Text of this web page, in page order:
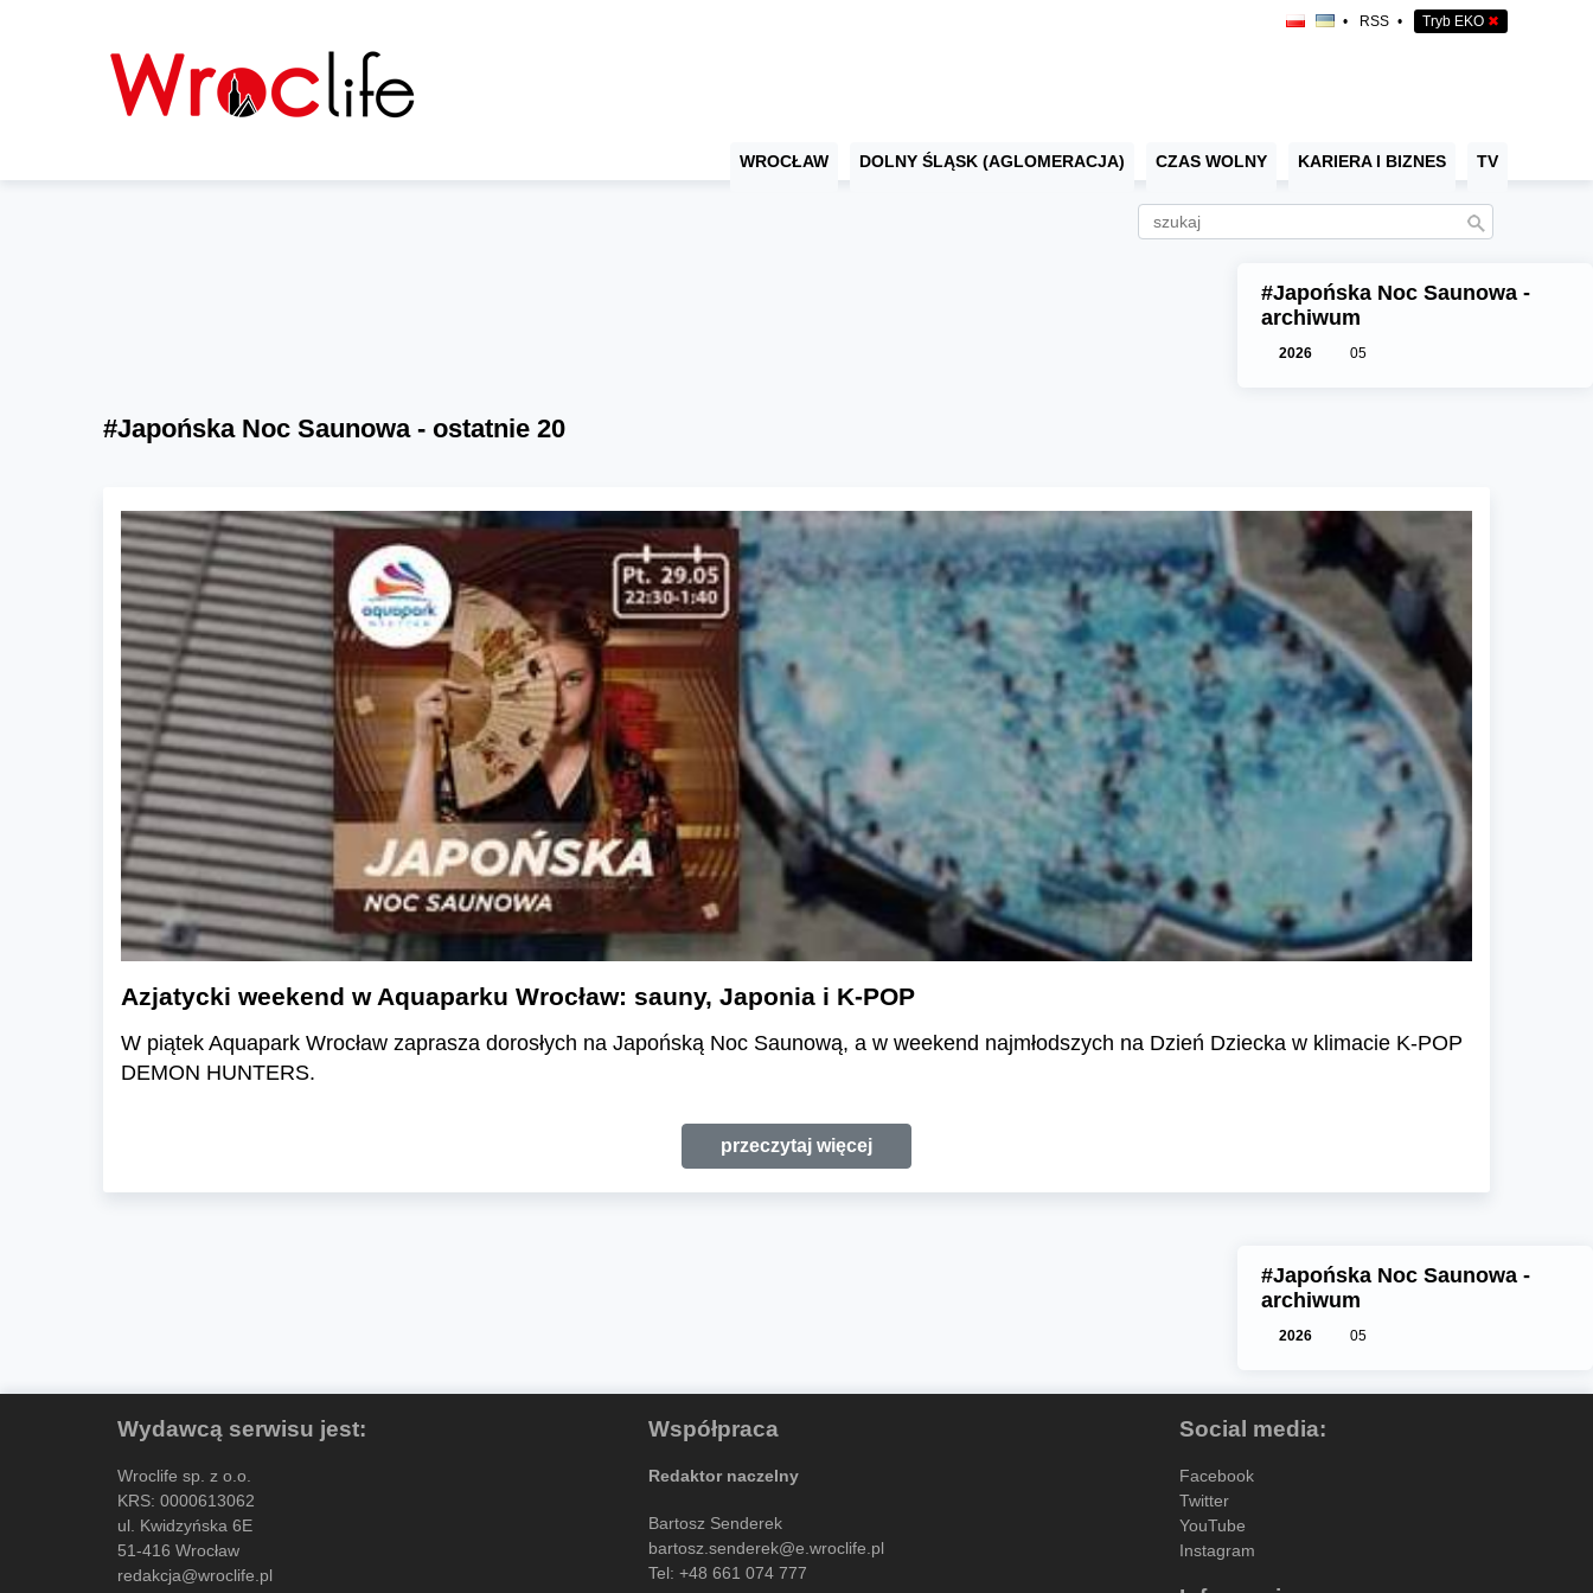
• RSS • Tryb EKO ✖
WROCŁAW DOLNY ŚLĄSK (AGLOMERACJA) CZAS WOLNY KARIERA I BIZNES TV
#Japońska Noc Saunowa -
archiwum
2026 05
#Japońska Noc Saunowa - ostatnie 20
Azjatycki weekend w Aquaparku Wrocław: sauny, Japonia i K-POP
W piątek Aquapark Wrocław zaprasza dorosłych na Japońską Noc Saunową, a w weekend najmłodszych na Dzień Dziecka w klimacie K-POP
DEMON HUNTERS.
przeczytaj więcej
#Japońska Noc Saunowa -
archiwum
2026 05
Wydawcą serwisu jest:
Wroclife sp. z o.o.
KRS: 0000613062
ul. Kwidzyńska 6E
51-416 Wrocław
redakcja@wroclife.pl
Współpraca
Redaktor naczelny
Bartosz Senderek
bartosz.senderek@e.wroclife.pl
Tel: +48 661 074 777
Social media:
Facebook
Twitter
YouTube
Instagram